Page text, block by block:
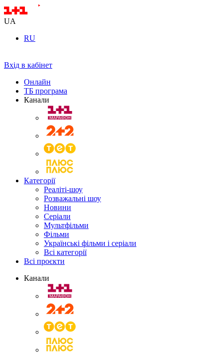
UA
RU
Вхід в кабінет
Онлайн
ТБ програма
Канали
Категорії
Реаліті-шоу
Розважальні шоу
Новини
Серіали
Мультфільми
Фільми
Українські фільми і серіали
Всі категорії
Всі проєкти
Канали